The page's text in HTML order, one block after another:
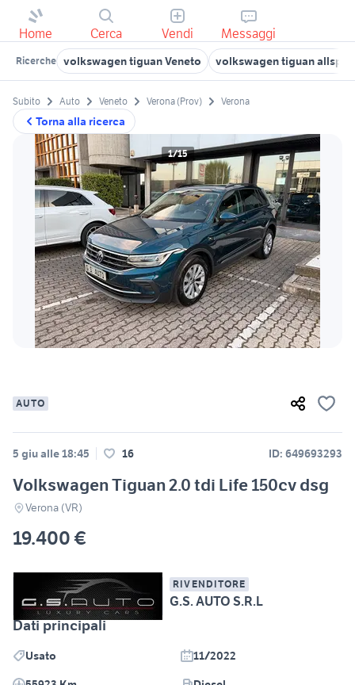
Home Cerca Vendi Messaggi
Ricerche volkswagen tiguan Veneto volkswagen tiguan
Torna alla ricerca
Subito Auto Veneto Verona (Prov) Verona
1/15
AUTO
5 giu alle 18:45 16 ID: 649693293
Volkswagen Tiguan 2.0 tdi Life 150cv dsg
Verona (VR)
19.400 €
RIVENDITORE
G.S. AUTO S.R.L
Dati principali
Usato
11/2022